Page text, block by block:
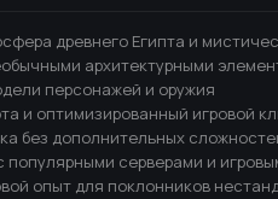
древнего Египта и
архитектурными
персонажей и оружия
и оптимизированный игровой
без дополнительных
популярными серверами и
опыт для поклонников